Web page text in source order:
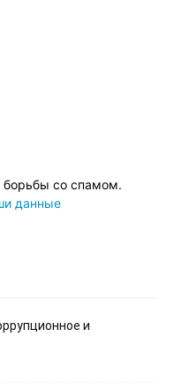
борьбы со спамом.
данные
и